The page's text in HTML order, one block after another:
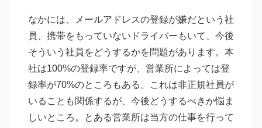
なかには、メールアドレスの登録が嫌だという社
員、携帯をもっていないドライバーもいて、今後
そういう社員をどうするかを問題があります。本
社は100%の登録率ですが、営業所によっては登
録率が70%のところもある。これは非正規社員が
いることも関係するが、今後どうするべきか悩ま
しいところ。とある営業所は当方の仕事を行って